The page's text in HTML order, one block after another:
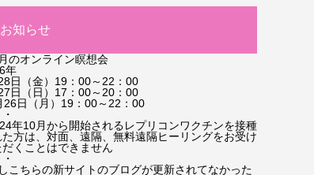
お知らせ
のオンライン瞑想会
年
日（金）19：00～22：00
日（日）17：00～20：00
26日（月）19：00～22：00
年10月から開始されるレプリコンワクチンを接種
た方は、対面、遠隔、無料遠隔ヒーリングをお受け
だくことはできません
こちらの新サイトのブログが更新されてなかった